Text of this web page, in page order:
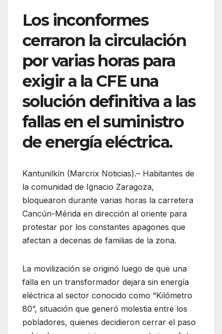
Los inconformes
cerraron la circulación
por varias horas para
exigir a la CFE una
solución definitiva a las
fallas en el suministro
de energía eléctrica.
Kantunilkín (Marcrix Noticias).– Habitantes de
la comunidad de Ignacio Zaragoza,
bloquearon durante varias horas la carretera
Cancún-Mérida en dirección al oriente para
protestar por los constantes apagones que
afectan a decenas de familias de la zona.
La movilización se originó luego de que una
falla en un transformador dejara sin energía
eléctrica al sector conocido como “Kilómetro
80”, situación que generó molestia entre los
pobladores, quienes decidieron cerrar el paso